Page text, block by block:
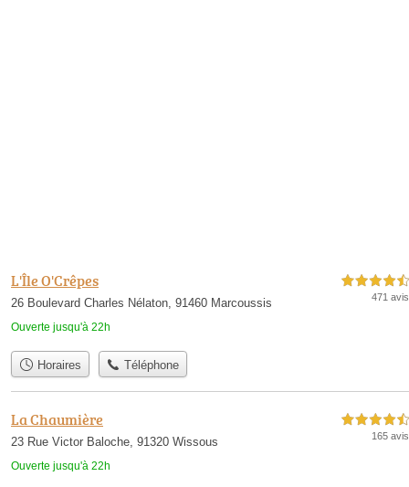
L'Île O'Crêpes
26 Boulevard Charles Nélaton, 91460 Marcoussis
Ouverte jusqu'à 22h
4,5 étoiles sur 5
471 avis
Horaires Téléphone
La Chaumière
23 Rue Victor Baloche, 91320 Wissous
Ouverte jusqu'à 22h
4,5 étoiles sur 5
165 avis